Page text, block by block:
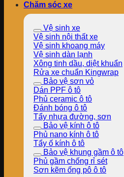
Chăm sóc xe
Vệ sinh xe
Vệ sinh nội thất xe
Vệ sinh khoang máy
Vệ sinh dàn lạnh
Xông tinh dầu, diệt khuẩn
Rửa xe chuẩn Kingwrap
Bảo vệ sơn vỏ
Dán PPF ô tô
Phủ ceramic ô tô
Đánh bóng ô tô
Tẩy nhựa đường, sơn
Bảo vệ kính ô tô
Phủ nano kính ô tô
Tẩy ố kính ô tô
Bảo vệ khung gầm ô tô
Phủ gầm chống rỉ sét
Sơn kẽm ống pô ô tô